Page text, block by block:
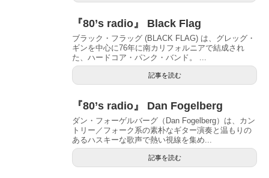
『80’s radio』 Black Flag
ブラック・フラッグ (BLACK FLAG) は、グレッグ・
ギンを中心に76年に南カリフォルニアで結成され
た、ハードコア・パンク・バンド。 ...
記事を読む
『80’s radio』 Dan Fogelberg
ダン・フォーゲルバーグ（Dan Fogelberg）は、カン
トリー／フォーク系の素朴なギター演奏と温もりの
あるハスキーな歌声で熱い視線を集め...
記事を読む